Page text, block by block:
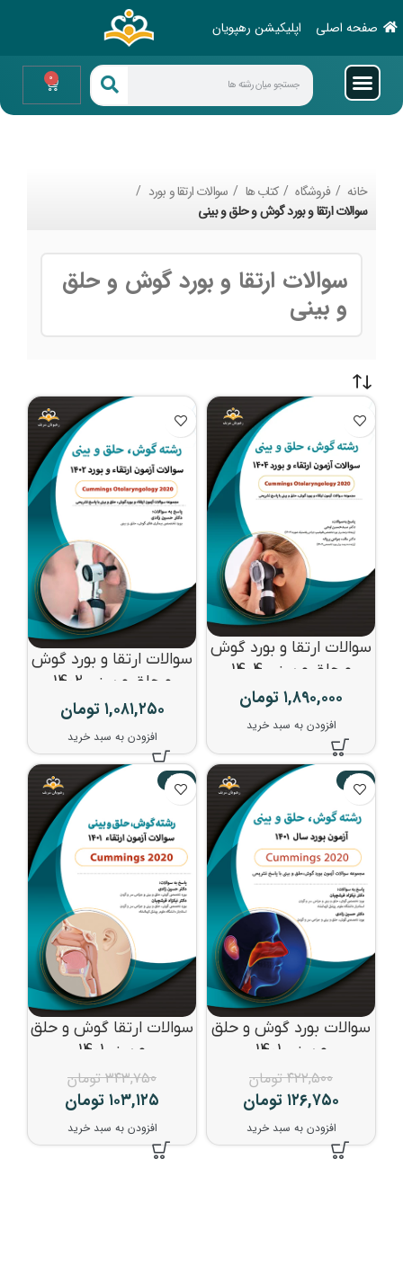
صفحه اصلی اپلیکیشن رهپویان
0
خانه فروشگاه کتاب ها
سوالات ارتقا و بورد
سوالات ارتقا و بورد گوش و حلق و بینی
سوالات ارتقا و بورد گوش و حلق
و بینی
سوالات ارتقا و بورد گوش
و حلق و بینی 1404
۱,۸۹۰,۰۰۰تومان
افزودن به سبد خرید
سوالات ارتقا و بورد گوش
و حلق و بینی 1402
۱,۰۸۱,۲۵۰تومان
افزودن به سبد خرید
-70%
سوالات بورد گوش و حلق
و بینی 1401
۴۲۲,۵۰۰ تومان
۱۲۶,۷۵۰تومان
افزودن به سبد خرید
-70%
سوالات ارتقا گوش و حلق
و بینی1401
۳۴۳,۷۵۰ تومان
۱۰۳,۱۲۵تومان
افزودن به سبد خرید